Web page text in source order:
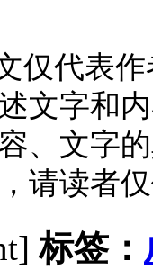
仅代表
文字和
、文字
请读者
标签：